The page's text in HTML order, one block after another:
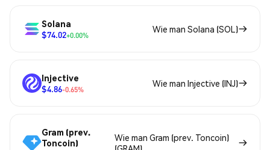
Solana
$74.02+0.00%
Wie man Solana (SOL)
Injective
$4.86-0.65%
Wie man Injective (INJ)
Gram (prev.
Toncoin)
Wie man Gram (prev. Toncoin)